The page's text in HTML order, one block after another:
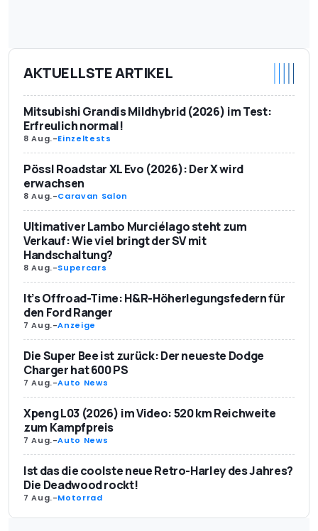
AKTUELLSTE ARTIKEL
Mitsubishi Grandis Mildhybrid (2026) im Test:
Erfreulich normal!
8 Aug.-Einzeltests
Pössl Roadstar XL Evo (2026): Der X wird
erwachsen
8 Aug.-Caravan Salon
Ultimativer Lambo Murciélago steht zum
Verkauf: Wie viel bringt der SV mit
Handschaltung?
8 Aug.-Supercars
It’s Offroad-Time: H&R-Höherlegungsfedern für
den Ford Ranger
7 Aug.-Anzeige
Die Super Bee ist zurück: Der neueste Dodge
Charger hat 600 PS
7 Aug.-Auto News
Xpeng L03 (2026) im Video: 520 km Reichweite
zum Kampfpreis
7 Aug.-Auto News
Ist das die coolste neue Retro-Harley des Jahres?
Die Deadwood rockt!
7 Aug.-Motorrad